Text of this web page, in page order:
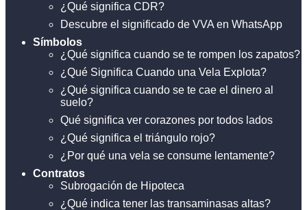
¿Qué significa CDR?
Descubre el significado de VVA en WhatsApp
Símbolos
¿Qué significa cuando se te rompen los zapatos?
¿Qué Significa Cuando una Vela Explota?
¿Qué significa cuando se te cae el dinero al
suelo?
Qué significa ver corazones por todos lados
¿Qué significa el triángulo rojo?
¿Por qué una vela se consume lentamente?
Contratos
Subrogación de Hipoteca
¿Qué indica tener las transaminasas altas?